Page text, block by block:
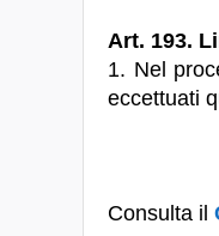
Art. 193.
1. Nel
eccettuati
Consulta il